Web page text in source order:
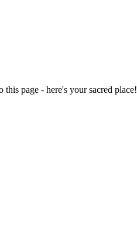
page - here's your sacred place!